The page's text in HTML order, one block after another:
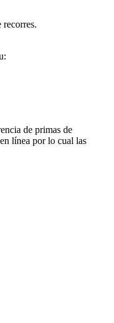
recorres.
de primas de
línea por lo cual las